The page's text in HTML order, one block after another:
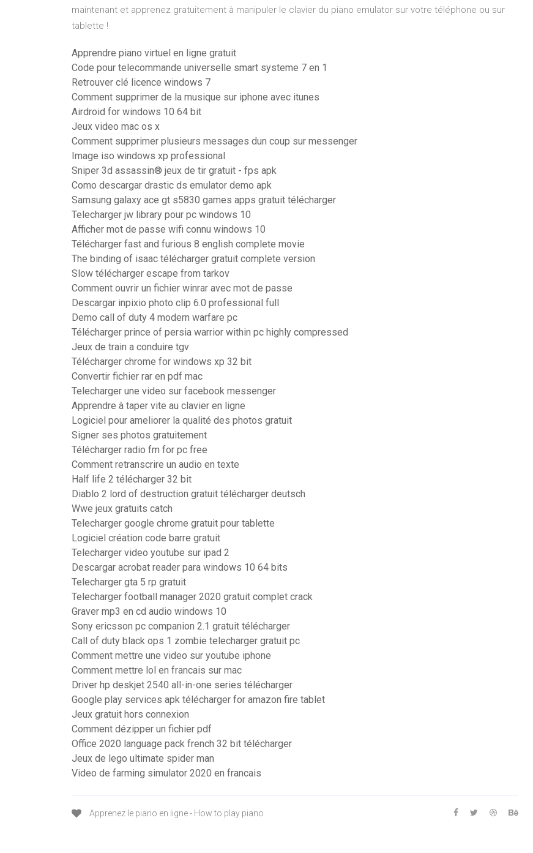
maintenant et apprenez gratuitement à manipuler le clavier du piano emulator sur votre téléphone ou sur
tablette !
Apprendre piano virtuel en ligne gratuit
Code pour telecommande universelle smart systeme 7 en 1
Retrouver clé licence windows 7
Comment supprimer de la musique sur iphone avec itunes
Airdroid for windows 10 64 bit
Jeux video mac os x
Comment supprimer plusieurs messages dun coup sur messenger
Image iso windows xp professional
Sniper 3d assassin® jeux de tir gratuit - fps apk
Como descargar drastic ds emulator demo apk
Samsung galaxy ace gt s5830 games apps gratuit télécharger
Telecharger jw library pour pc windows 10
Afficher mot de passe wifi connu windows 10
Télécharger fast and furious 8 english complete movie
The binding of isaac télécharger gratuit complete version
Slow télécharger escape from tarkov
Comment ouvrir un fichier winrar avec mot de passe
Descargar inpixio photo clip 6.0 professional full
Demo call of duty 4 modern warfare pc
Télécharger prince of persia warrior within pc highly compressed
Jeux de train a conduire tgv
Télécharger chrome for windows xp 32 bit
Convertir fichier rar en pdf mac
Telecharger une video sur facebook messenger
Apprendre à taper vite au clavier en ligne
Logiciel pour ameliorer la qualité des photos gratuit
Signer ses photos gratuitement
Télécharger radio fm for pc free
Comment retranscrire un audio en texte
Half life 2 télécharger 32 bit
Diablo 2 lord of destruction gratuit télécharger deutsch
Wwe jeux gratuits catch
Telecharger google chrome gratuit pour tablette
Logiciel création code barre gratuit
Telecharger video youtube sur ipad 2
Descargar acrobat reader para windows 10 64 bits
Telecharger gta 5 rp gratuit
Telecharger football manager 2020 gratuit complet crack
Graver mp3 en cd audio windows 10
Sony ericsson pc companion 2.1 gratuit télécharger
Call of duty black ops 1 zombie telecharger gratuit pc
Comment mettre une video sur youtube iphone
Comment mettre lol en francais sur mac
Driver hp deskjet 2540 all-in-one series télécharger
Google play services apk télécharger for amazon fire tablet
Jeux gratuit hors connexion
Comment dézipper un fichier pdf
Office 2020 language pack french 32 bit télécharger
Jeux de lego ultimate spider man
Video de farming simulator 2020 en francais
Apprenez le piano en ligne - How to play piano